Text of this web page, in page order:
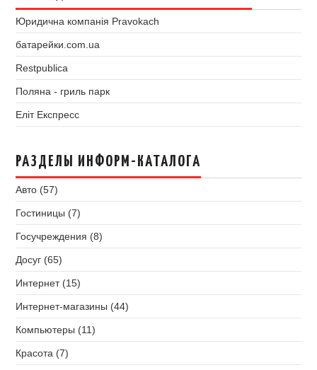
Юридична компанія Pravokach
батарейки.com.ua
Restpublica
Поляна - гриль парк
Еліт Експресс
РАЗДЕЛЫ ИНФОРМ-КАТАЛОГА
Авто (57)
Гостиницы (7)
Госучреждения (8)
Досуг (65)
Интернет (15)
Интернет-магазины (44)
Компьютеры (11)
Красота (7)